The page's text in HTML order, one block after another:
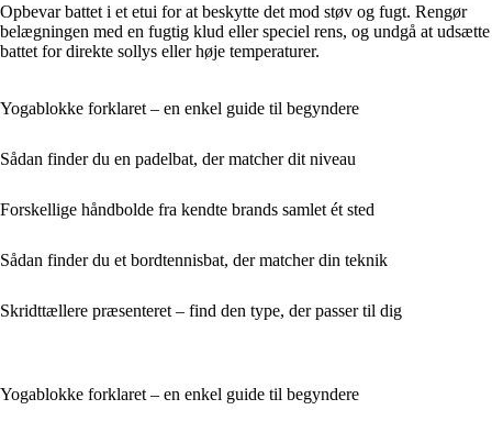
Opbevar battet i et etui for at beskytte det mod støv og fugt. Rengør
belægningen med en fugtig klud eller speciel rens, og undgå at udsætte
battet for direkte sollys eller høje temperaturer.
Yogablokke forklaret – en enkel guide til begyndere
Sådan finder du en padelbat, der matcher dit niveau
Forskellige håndbolde fra kendte brands samlet ét sted
Sådan finder du et bordtennisbat, der matcher din teknik
Skridttællere præsenteret – find den type, der passer til dig
Yogablokke forklaret – en enkel guide til begyndere